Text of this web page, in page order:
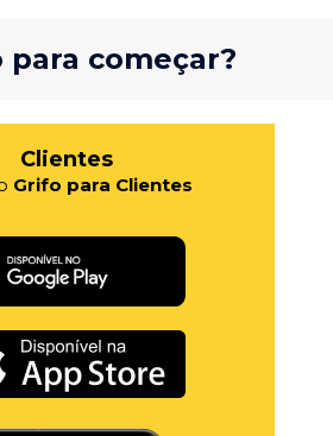
para começar?
Clientes
Grifo para Clientes